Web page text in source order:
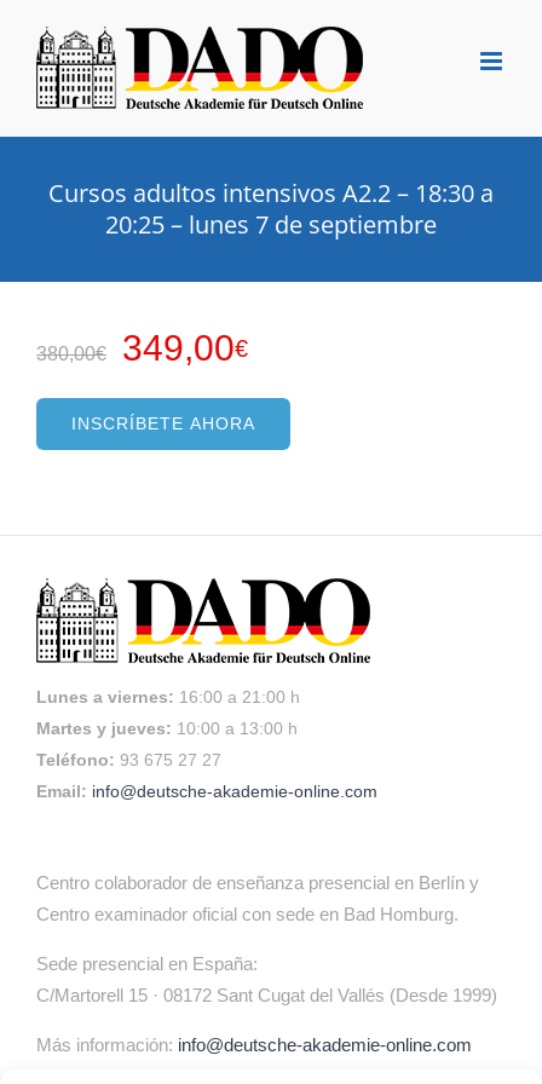
contenido
Cursos adultos intensivos A2.2 – 18:30 a
20:25 – lunes 7 de septiembre
380,00€
El
original
era:
349,00€
es:
INSCRÍBETE AHORA
Lunes a viernes: 16:00 a 21:00 h
Martes y jueves: 10:00 a 13:00 h
Teléfono: 93 675 27 27
Email: info@deutsche-akademie-online.com
Centro colaborador de enseñanza presencial en Berlín y
Centro examinador oficial con sede en Bad Homburg.
Sede presencial en España:
C/Martorell 15 · 08172 Sant Cugat del Vallés (Desde 1999)
Más información: info@deutsche-akademie-online.com